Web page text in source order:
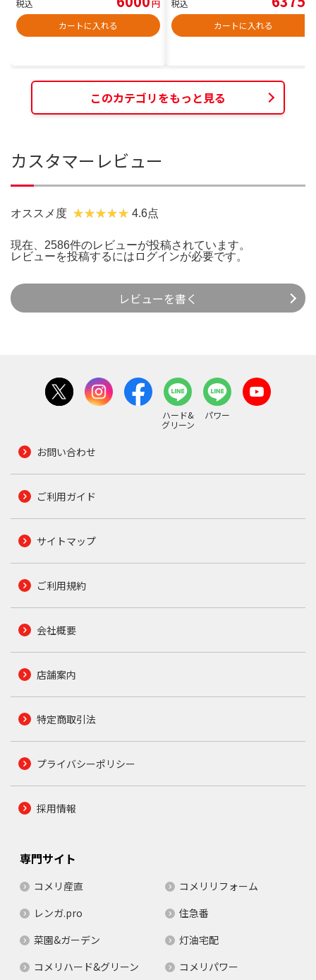
税込
円
カートに入れる
税込
カートに入れる
このカテゴリをもっと見る
カスタマーレビュー
オススメ度 4.6点
現在、2586件のレビューが投稿されています。
レビューを投稿するには ログインが必要です。
レビューを書く
ハード&
グリーン
パワー
お問い合わせ
ご利用ガイド
サイトマップ
ご利用規約
会社概要
店舗案内
特定商取引法
プライバシーポリシー
採用情報
専門サイト
コメリ産直
コメリリフォーム
レンガ.pro
住急番
菜園&ガーデン
灯油宅配
コメリハード&グリーン
コメリパワー